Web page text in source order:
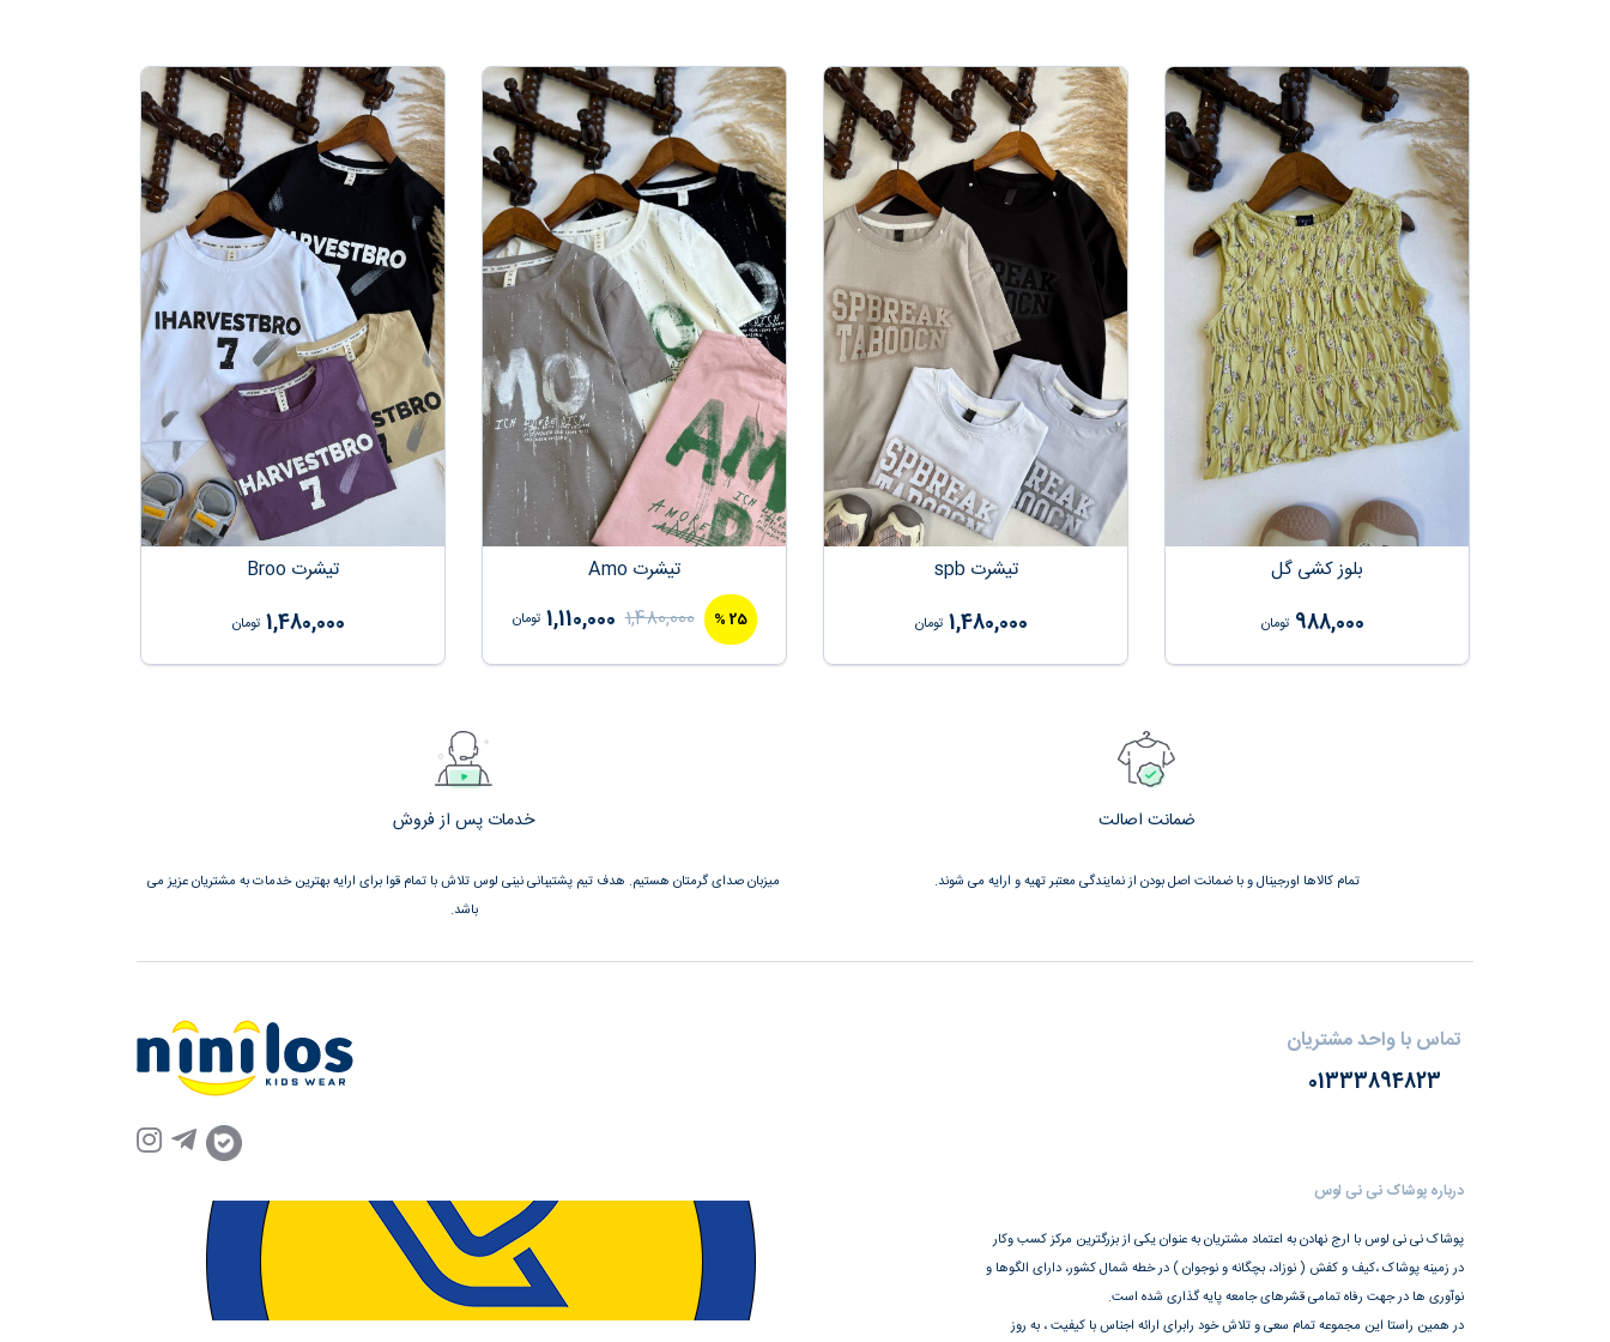
بلوز کشی گل
988,000 تومان
تیشرت spb
1,480,000 تومان
تیشرت Amo
1,110,000 تومان 25
%
1,480,000
تیشرت Broo
1,480,000 تومان
ضمانت اصالت
تمام کالاها اورجینال و با ضمانت اصل بودن از نمایندگی معتبر تهیه و ارایه می شوند.
خدمات پس از فروش
میزبان صدای گرمتان هستیم. هدف تیم پشتیبانی نینی لوس تلاش با تمام قوا برای ارایه بهترین خدمات به مشتریان عزیز می
باشد.
تماس با واحد مشتریان
01333894823
درباره پوشاک نی نی لوس
پوشاک نی نی لوس با ارج نهادن به اعتماد مشتریان به عنوان یکی از بزرگترین مرکز کسب وکار
در زمینه پوشاک ،کیف و کفش ( نوزاد، بچگانه و نوجوان ) در خطه شمال کشور، دارای الگوها و
نوآوری ها در جهت رفاه تمامی قشرهای جامعه پایه گذاری شده است.
در همین راستا این مجموعه تمام سعی و تلاش خود رابرای ارائه اجناس با کیفیت ، به روز